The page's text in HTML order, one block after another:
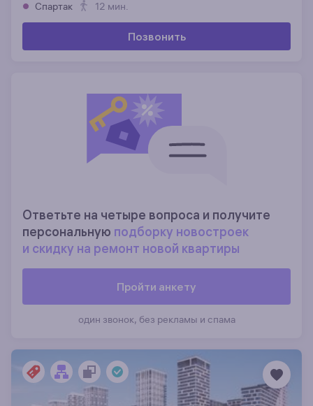
Спартак
12 мин.
Позвонить
Ответьте на четыре вопроса и получите
персональную подборку новостроек
и скидку на ремонт новой квартиры
Пройти анкету
один звонок, без рекламы и спама